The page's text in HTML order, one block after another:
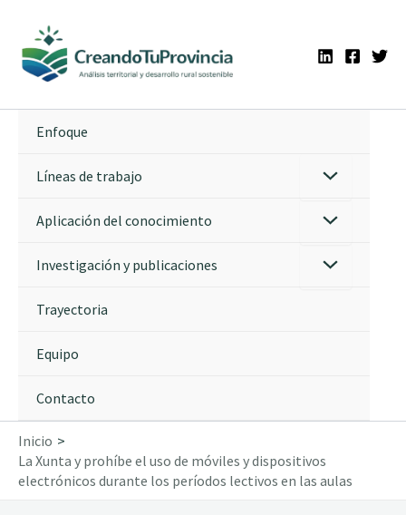
contenido
Enfoque
Líneas de trabajo
Aplicación del conocimiento
Investigación y publicaciones
Trayectoria
Equipo
Contacto
Inicio
La Xunta y prohíbe el uso de móviles y dispositivos
electrónicos durante los períodos lectivos en las aulas